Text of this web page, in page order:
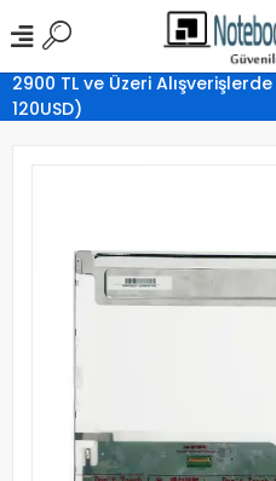
2900 TL ve Üzeri
120USD)